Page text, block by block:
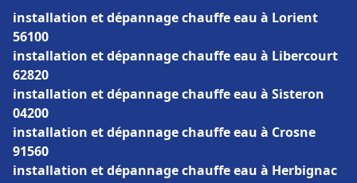
installation et dépannage chauffe eau à Lorient
56100
installation et dépannage chauffe eau à Libercourt
62820
installation et dépannage chauffe eau à Sisteron
04200
installation et dépannage chauffe eau à Crosne
91560
installation et dépannage chauffe eau à Herbignac